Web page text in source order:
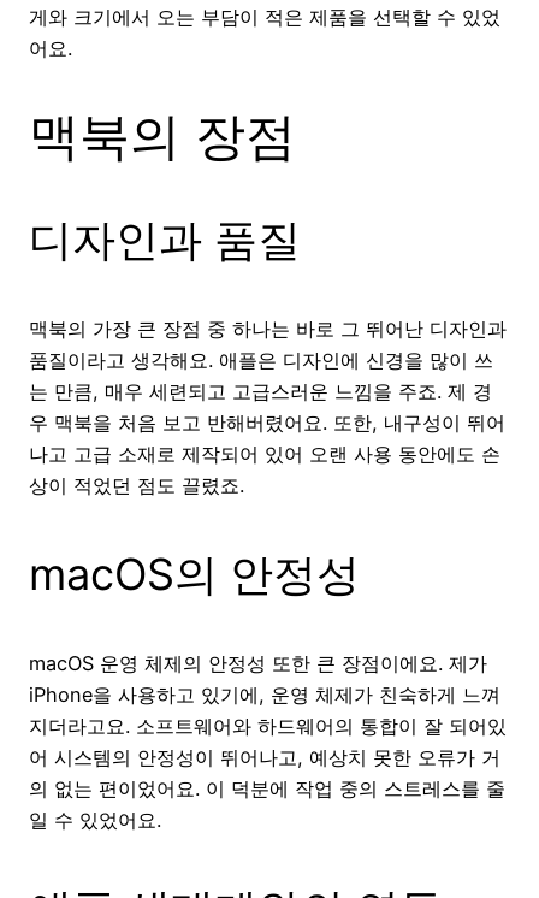
게와 크기에서 오는 부담이 적은 제품을 선택할 수 있었
어요.
맥북의 장점
디자인과 품질
맥북의 가장 큰 장점 중 하나는 바로 그 뛰어난 디자인과
품질이라고 생각해요. 애플은 디자인에 신경을 많이 쓰
는 만큼, 매우 세련되고 고급스러운 느낌을 주죠. 제 경
우 맥북을 처음 보고 반해버렸어요. 또한, 내구성이 뛰어
나고 고급 소재로 제작되어 있어 오랜 사용 동안에도 손
상이 적었던 점도 끌렸죠.
macOS의 안정성
macOS 운영 체제의 안정성 또한 큰 장점이에요. 제가
iPhone을 사용하고 있기에, 운영 체제가 친숙하게 느껴
지더라고요. 소프트웨어와 하드웨어의 통합이 잘 되어있
어 시스템의 안정성이 뛰어나고, 예상치 못한 오류가 거
의 없는 편이었어요. 이 덕분에 작업 중의 스트레스를 줄
일 수 있었어요.